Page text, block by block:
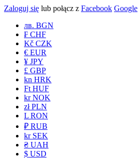
Zaloguj się lub połącz z Facebook Google
лв. BGN
₣ CHF
Kč CZK
€ EUR
¥ JPY
£ GBP
kn HRK
Ft HUF
kr NOK
zł PLN
L RON
₽ RUB
kr SEK
₴ UAH
$ USD